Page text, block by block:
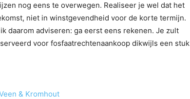
nog eens te overwegen. Realiseer je wel dat het
niet in winstgevendheid voor de korte termijn.
daarom adviseren: ga eerst eens rekenen. Je zult
voor fosfaatrechtenaankoop dikwijls een stuk
& Kromhout